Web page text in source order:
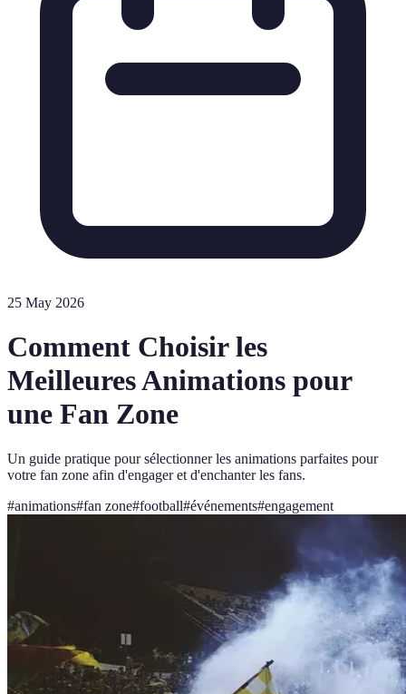
25 May 2026
Comment Choisir les
Meilleures Animations pour
une Fan Zone
Un guide pratique pour sélectionner les animations parfaites pour
votre fan zone afin d'engager et d'enchanter les fans.
#animations#fan zone#football#événements#engagement